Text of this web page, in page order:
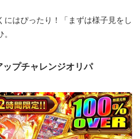
にはぴったり！「まずは様子見をし
プチャレンジオリパ